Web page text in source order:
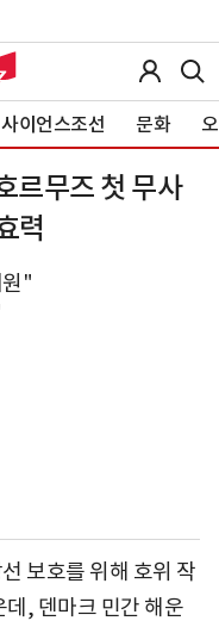
사이언스조선 문화
르무즈 첫 무사
력
"
보호를 위해 호위 작
, 덴마크 민간 해운